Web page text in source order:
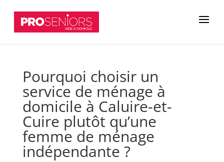
Pourquoi choisir un
service de ménage à
domicile à Caluire-et-
Cuire plutôt qu’une
femme de ménage
indépendante ?